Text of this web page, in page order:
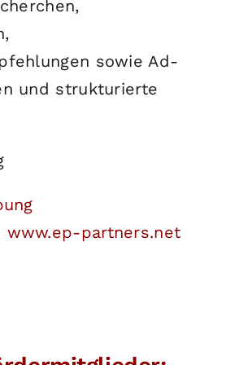
sowie Ad-
und strukturierte
www.ep-partners.net